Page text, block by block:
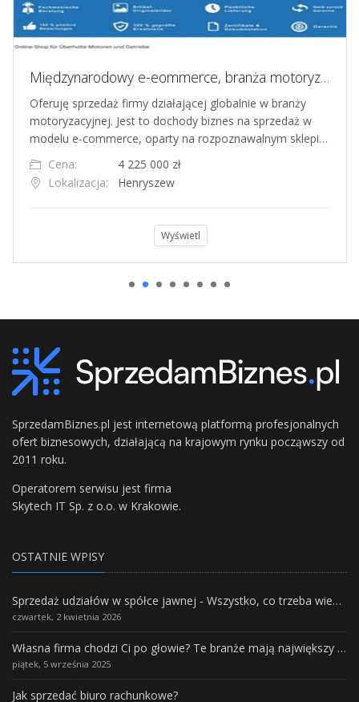
Międzynarodowy e-eommerce, branża motoryzacyjna
Oferuję sprzedaż firmy działającej globalnie w branży
motoryzacyjnej. Jest to dochody biznes na sprzedaż w
modelu e-commerce, oparty na rozpoznawalnym sklepi…
Cena:
4 225 000 zł
Lokalizacja:
Henryszew
Wyświetl
SprzedamBiznes.pl jest internetową platformą profesjonalnych
ofert biznesowych, działającą na krajowym rynku począwszy od
2011 roku.
Operatorem serwisu jest firma
Skytech IT Sp. z o.o. w Krakowie.
OSTATNIE WPISY
Sprzedaż udziałów w spółce jawnej - Wszystko, co trzeba wiedzieć.
czwartek, 2 kwietnia 2026
Własna firma chodzi Ci po głowie? Te branże mają największy potencjał rozwoju
piątek, 5 września 2025
Jak sprzedać biuro rachunkowe?